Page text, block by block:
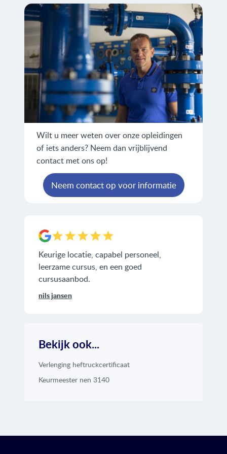
Wilt u meer weten over onze opleidingen
of iets anders? Neem dan vrijblijvend
contact met ons op!
Neem contact op voor informatie
Keurige locatie, capabel personeel,
leerzame cursus, en een goed
cursusaanbod.
nils jansen
Bekijk ook...
Verlenging heftruckcertificaat
Keurmeester nen 3140